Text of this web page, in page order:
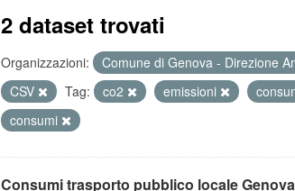
2 dataset trovati
Organizzazioni: Comune di Genova - Direzione
CSV
Tag: co2 emissioni
consumi
Consumi trasporto pubblico locale